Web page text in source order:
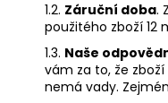
1.2. Záruční doba.
použitého zboží 12
1.3. Naše
vám za to, že
nemá vady.